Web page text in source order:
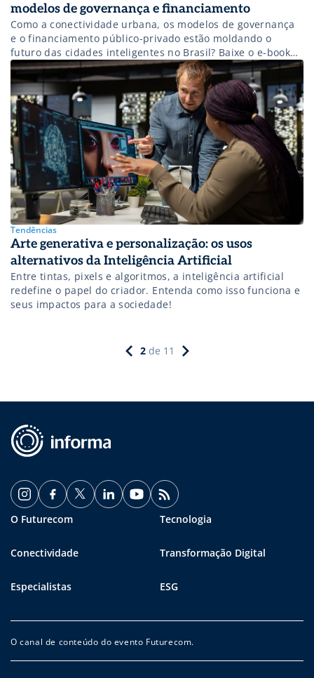
modelos de governança e financiamento
Como a conectividade urbana, os modelos de governança
e o financiamento público-privado estão moldando o
futuro das cidades inteligentes no Brasil? Baixe o e-book
gratuito!
Tendências
Arte generativa e personalização: os usos
alternativos da Inteligência Artificial
Entre tintas, pixels e algoritmos, a inteligência artificial
redefine o papel do criador. Entenda como isso funciona e
seus impactos para a sociedade!
2 de 11
O Futurecom Tecnologia
Conectividade Transformação Digital
Especialistas ESG
O canal de conteúdo do evento Futurecom.